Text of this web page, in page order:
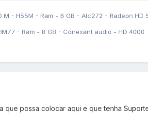
M - H55M - Ram - 6 GB - Alc272 - Radeon HD
- Ram - 8 GB - Conexant audio - HD 4000
que possa colocar aqui e que tenha